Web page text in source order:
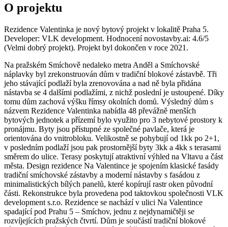
O projektu
Rezidence Valentinka je nový bytový projekt v lokalitě Praha 5.
Developer: VLK development. Hodnocení novostavby.ai: 4.6/5
(Velmi dobrý projekt). Projekt byl dokončen v roce 2021.
Na pražském Smíchově nedaleko metra Anděl a Smíchovské
náplavky byl zrekonstruován dům v tradiční blokové zástavbě. Tři
jeho stávající podlaží byla zrenovována a nad ně byla přidána
nástavba se 4 dalšími podlažími, z nichž poslední je ustoupené. Díky
tomu dům zachová výšku římsy okolních domů. Výsledný dům s
názvem Rezidence Valentinka nabídla 48 převážně menších
bytových jednotek a přízemí bylo využito pro 3 nebytové prostory k
pronájmu. Byty jsou přístupné ze společné pavlače, která je
orientována do vnitrobloku. Velikostně se pohybují od 1kk po 2+1,
v posledním podlaží jsou pak prostornější byty 3kk a 4kk s terasami
směrem do ulice. Terasy poskytují atraktivní výhled na Vltavu a část
města. Design rezidence Na Valentince je spojením klasické fasády
tradiční smíchovské zástavby a moderní nástavby s fasádou z
minimalistických bílých panelů, které kopírují rastr oken původní
části. Rekonstrukce byla provedena pod taktovkou společnosti VLK
development s.r.o. Rezidence se nachází v ulici Na Valentince
spadající pod Prahu 5 – Smíchov, jednu z nejdynamičtěji se
rozvíjejících pražských čtvrtí. Dům je součástí tradiční blokové